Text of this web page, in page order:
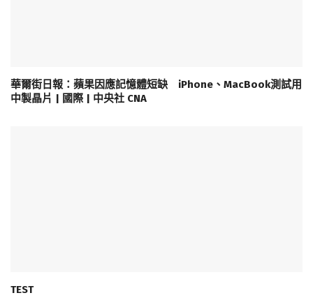
華爾街日報：蘋果因應記憶體短缺 iPhone、MacBook測試用
中製晶片 | 國際 | 中央社 CNA
TEST